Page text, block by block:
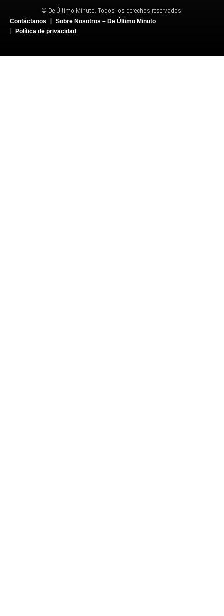
© De Último Minuto. Todos los derechos reservados.
Contáctanos
Sobre Nosotros – De Último Minuto
Política de privacidad